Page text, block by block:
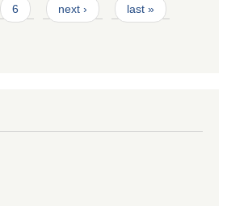
6 next › last »